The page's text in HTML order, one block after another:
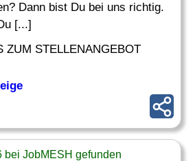
Dann bist Du bei uns richtig.
[...]
ZUM STELLENANGEBOT
bei JobMESH gefunden